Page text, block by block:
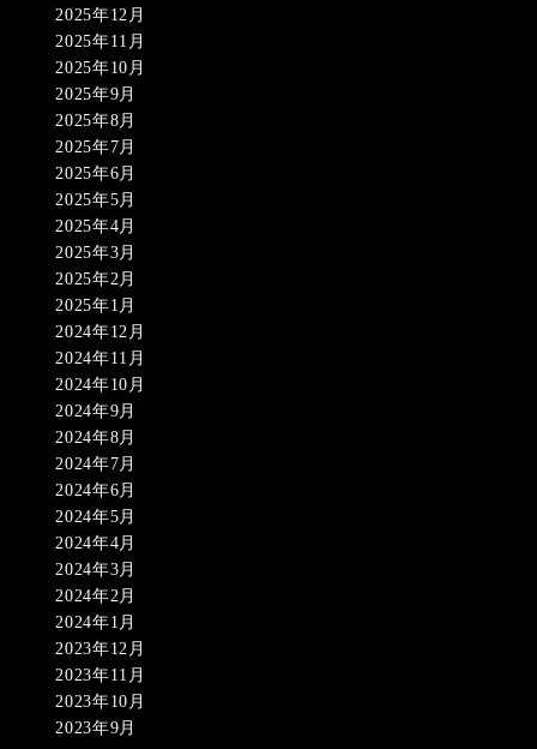
2025年12月
2025年11月
2025年10月
2025年9月
2025年8月
2025年7月
2025年6月
2025年5月
2025年4月
2025年3月
2025年2月
2025年1月
2024年12月
2024年11月
2024年10月
2024年9月
2024年8月
2024年7月
2024年6月
2024年5月
2024年4月
2024年3月
2024年2月
2024年1月
2023年12月
2023年11月
2023年10月
2023年9月